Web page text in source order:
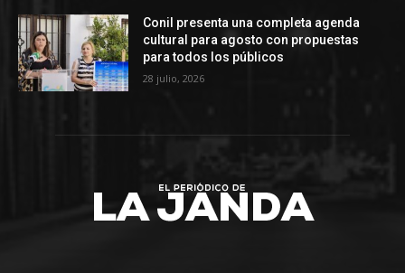
Conil presenta una completa agenda
cultural para agosto con propuestas
para todos los públicos
28 julio, 2026